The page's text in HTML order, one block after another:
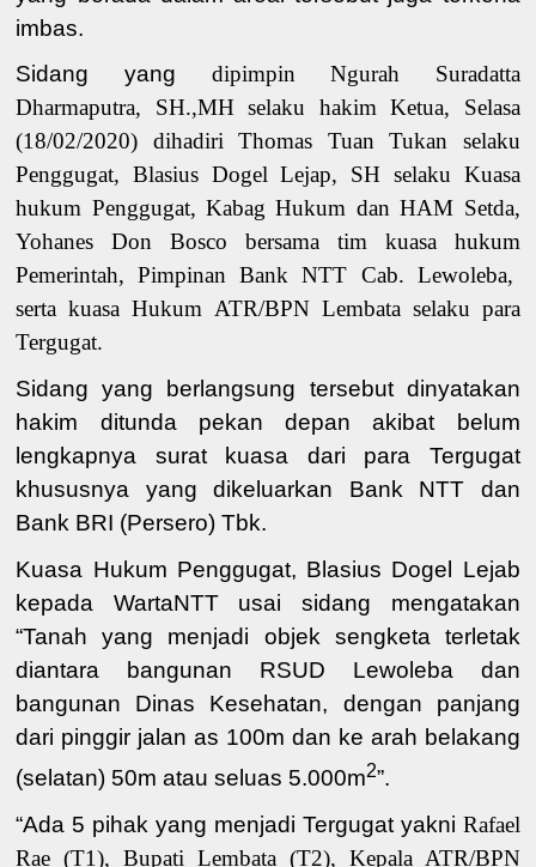
imbas.
Sidang yang dipimpin Ngurah Suradatta
Dharmaputra, SH.,MHselaku hakim Ketua, Selasa
(18/02/2020) dihadiriThomas TuanTukan
selaku
Penggugat, Blasius Dogel Lejap, SH selaku Kuasa
hukum Penggugat, Kabag Hukum dan HAM Setda,
Yohanes Don Bosco bersama tim kuasa hukum
Pemerintah, Pimpinan Bank NTT Cab. Lewoleba,
sertakuasa Hukum ATR/BPN Lembataselaku para
Tergugat.
Sidang yang berlangsung tersebut dinyatakan
hakim ditunda pekan depan akibat belum
lengkapnya surat kuasa dari para Tergugat
khususnya yang dikeluarkan Bank NTT dan
Bank BRI (Persero) Tbk.
Kuasa Hukum Penggugat, Blasius Dogel Lejab
kepada WartaNTT usai sidang mengatakan
“Tanah yang menjadi objek sengketa terletak
diantara bangunan RSUD Lewoleba dan
bangunan Dinas Kesehatan, dengan panjang
dari pinggir jalan as 100m dan ke arah belakang
(selatan) 50m atau seluas 5.000m2”.
“Ada 5 pihak yang menjadi Tergugat yakni Rafael
Rae (T1),Bupati Lembata (T2), Kepala ATR/BPN